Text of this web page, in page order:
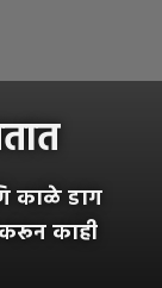
काळे डाग
काही